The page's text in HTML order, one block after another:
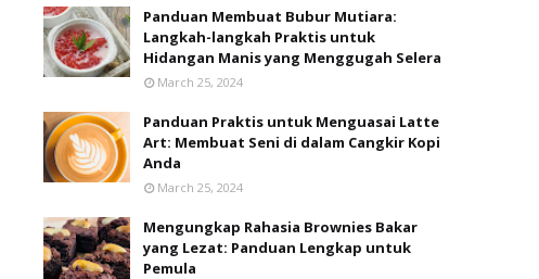
Panduan Membuat Bubur Mutiara:
Langkah-langkah Praktis untuk
Hidangan Manis yang Menggugah Selera
March 25, 2024
Panduan Praktis untuk Menguasai Latte
Art: Membuat Seni di dalam Cangkir Kopi
Anda
March 25, 2024
Mengungkap Rahasia Brownies Bakar
yang Lezat: Panduan Lengkap untuk
Pemula